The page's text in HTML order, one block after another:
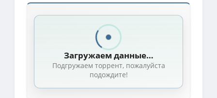
Загружаем данные…
Подгружаем торрент, пожалуйста
подождите!